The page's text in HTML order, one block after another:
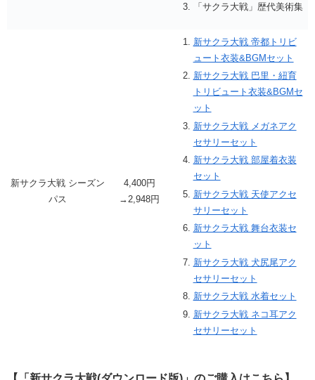
「サクラ大戦」歴代美術集
新サクラ大戦 シーズン
パス
4,400円
→2,948円
新サクラ大戦 帝都トリビ
ュート衣装&BGMセット
新サクラ大戦 巴里・紐育
トリビュート衣装&BGMセ
ット
新サクラ大戦 メガネアク
セサリーセット
新サクラ大戦 部屋着衣装
セット
新サクラ大戦 天使アクセ
サリーセット
新サクラ大戦 舞台衣装セ
ット
新サクラ大戦 犬尻尾アク
セサリーセット
新サクラ大戦 水着セット
新サクラ大戦 ネコ耳アク
セサリーセット